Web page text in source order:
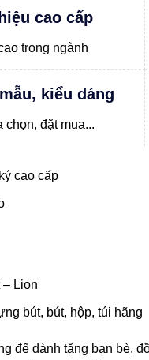
cao cấp
trong ngành
kiểu dáng
chọn, đặt mua...
cao cấp
Lion
bút, bút, hộp, túi hãng
để dành tặng bạn bè,